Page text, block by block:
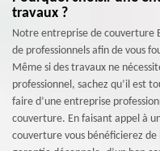
travaux ?
Notre entreprise de couverture
de professionnels afin de vous
Même si des travaux ne
professionnel, sachez qu’il est
faire d’une entreprise
couverture. En faisant appel à
couverture vous bénéficierez de